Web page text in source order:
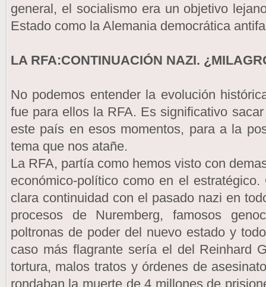
general, el socialismo era un objetivo
Estado como la Alemania democrática
LA RFA:CONTINUACIÓN NAZI.
No podemos entender la evolución
fue para ellos la RFA. Es significativo
este país en esos momentos, para a la
tema que nos atañe.
La RFA, partía como hemos visto con
económico-político como en el
clara continuidad con el pasado nazi en
procesos de Nuremberg, famosos
poltronas de poder del nuevo estado y
caso más flagrante sería el del Reinhard
tortura, malos tratos y órdenes de
rondaban la muerte de 4 millones de